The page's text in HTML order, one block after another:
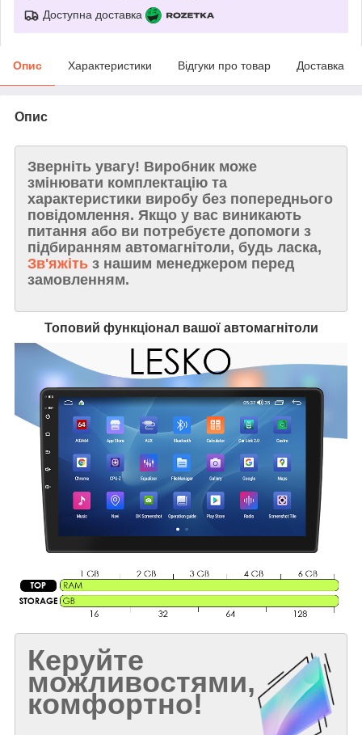
Доступна доставка
Опис Характеристики Відгуки про товар Доставка
Опис
Зверніть увагу! Виробник може
змінювати комплектацію та
характеристики виробу без попереднього
повідомлення. Якщо у вас виникають
питання або ви потребуєте допомоги з
підбиранням автомагнітоли, будь ласка,
Зв'яжіть з нашим менеджером перед
замовленням.
Топовий функціонал вашої автомагнітоли
Керуйте
можливостями,
комфортно!